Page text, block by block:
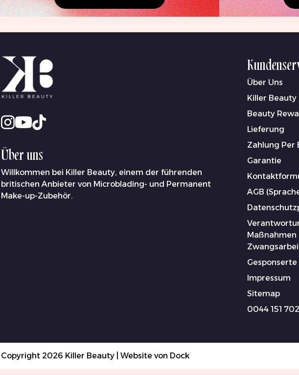
Über uns
Willkommen bei Killer Beauty, einem der führenden
britischen Anbieter von Microblading- und Permanent
Make-up-Zubehör.
Über Uns
Killer Beauty
Beauty
Lieferung
Zahlung Per
Garantie
AGB
Maßnahmen
Impressum
Sitemap
0044 151
Copyright 2026 Killer Beauty | Website von Dock